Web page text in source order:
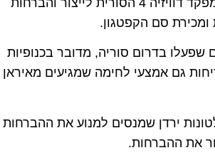
הכינוי "פאבלו אסקובר" של המזרח התיכון, הוא ניצל את מעמדו כמפקד דוויזיה 4 הסורית לייצור והברחות
סם הקפטגון.
שפעלו בדרום סוריה, מדובר בכנופיות
גם אמצעי לחימה שמגיעים מאיראן
ירדן שמנסים למנוע את ההברחות
את ההברחות.